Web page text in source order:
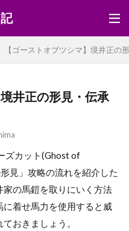
【ゴーストオブツシマ】境井正の
井正の形見・伝承
ズカット(Ghost of
見」攻略の流れを紹介した
の馬鎧を取りにいく方法
着せ馬力を使用すると威
おきましょう。